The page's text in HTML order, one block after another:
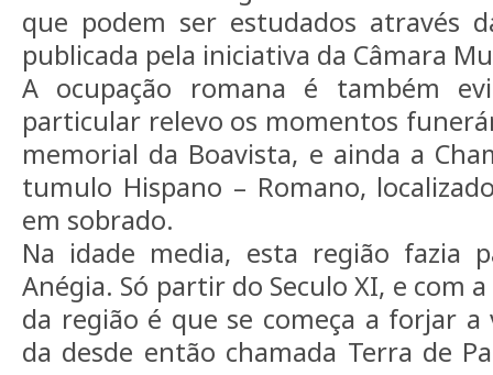
que podem ser estudados através
publicada pela iniciativa da Câmara
A ocupação romana é também
particular relevo os momentos
memorial da Boavista, e ainda a
tumulo Hispano – Romano,
em sobrado.
Na idade media, esta região fazia
Anégia. Só partir do Seculo XI, e com
da região é que se começa a forjar
da desde então chamada Terra de